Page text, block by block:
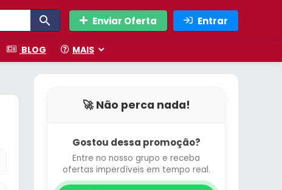
Enviar Oferta Entrar
BLOG MAIS
🚀 Não perca nada!
Gostou dessa promoção?
Entre no nosso grupo e receba
ofertas imperdíveis em tempo real.